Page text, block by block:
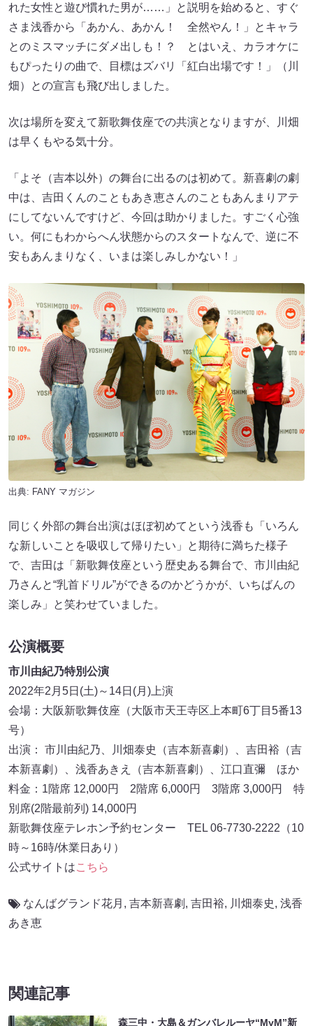
れた女性と遊び慣れた男が……」と説明を始めると、すぐ
さま浅香から「あかん、あかん！ 全然やん！」とキャラ
とのミスマッチにダメ出しも！？ とはいえ、カラオケに
もぴったりの曲で、目標はズバリ「紅白出場です！」（川
畑）との宣言も飛び出しました。
次は場所を変えて新歌舞伎座での共演となりますが、川畑
は早くもやる気十分。
「よそ（吉本以外）の舞台に出るのは初めて。新喜劇の劇
中は、吉田くんのこともあき恵さんのこともあんまりアテ
にしてないんですけど、今回は助かりました。すごく心強
い。何にもわからへん状態からのスタートなんで、逆に不
安もあんまりなく、いまは楽しみしかない！」
出典: FANY マガジン
同じく外部の舞台出演はほぼ初めてという浅香も「いろん
な新しいことを吸収して帰りたい」と期待に満ちた様子
で、吉田は「新歌舞伎座という歴史ある舞台で、市川由紀
乃さんと“乳首ドリル”ができるのかどうかが、いちばんの
楽しみ」と笑わせていました。
公演概要
市川由紀乃特別公演
2022年2月5日(土)～14日(月)上演
会場：大阪新歌舞伎座（大阪市天王寺区上本町6丁目5番13
号）
出演： 市川由紀乃、川畑泰史（吉本新喜劇）、吉田裕（吉
本新喜劇）、浅香あきえ（吉本新喜劇）、江口直彌 ほか
料金：1階席 12,000円 2階席 6,000円 3階席 3,000円 特
別席(2階最前列) 14,000円
新歌舞伎座テレホン予約センター TEL 06-7730-2222（10
時～16時/休業日あり）
公式サイトはこちら
なんばグランド花月 , 吉本新喜劇 , 吉田裕, 川畑泰史, 浅香
あき恵
関連記事
森三中・大島＆ガンバレルーヤ“MyM”新